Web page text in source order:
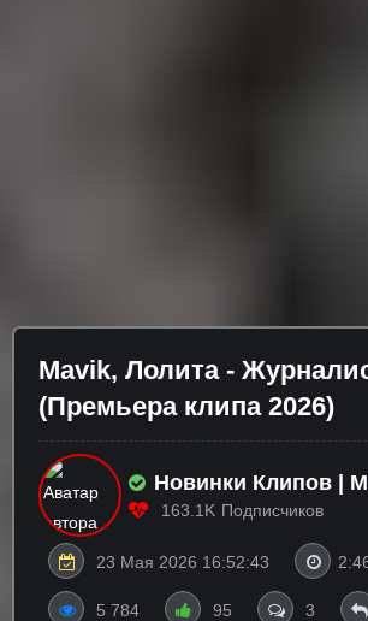
Mavik, Лолита -
(Премьера клипа 2026)
Новинки Клипов |
163.1K Подписчиков
23 Мая 2026 16:52:43
5 784 95 3